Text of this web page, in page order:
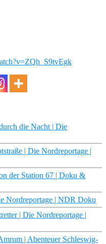
die Nacht | Die
| Die Nordreportage |
der Station 67 | Doku &
Nordreportage | NDR Doku
| Die Nordreportage |
| Abenteuer Schleswig-